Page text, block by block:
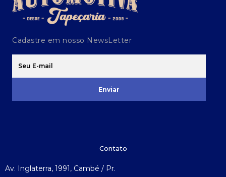
Cadastre em nosso NewsLetter
Enviar
Contato
Av. Inglaterra, 1991, Cambé / Pr.